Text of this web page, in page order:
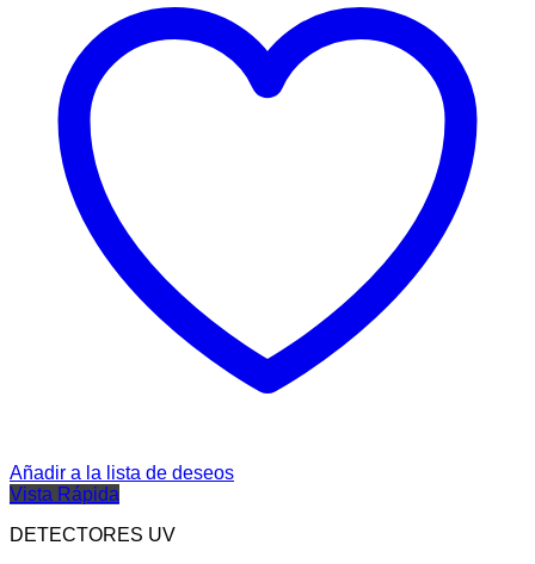
Añadir a la lista de deseos
Vista Rápida
DETECTORES UV